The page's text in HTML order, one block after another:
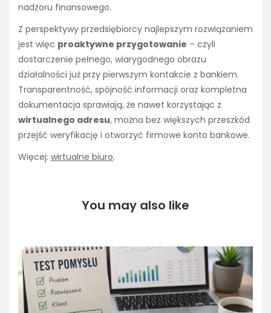
nadzoru finansowego.
Z perspektywy przedsiębiorcy najlepszym rozwiązaniem
jest więc proaktywne przygotowanie – czyli
dostarczenie pełnego, wiarygodnego obrazu
działalności już przy pierwszym kontakcie z bankiem.
Transparentność, spójność informacji oraz kompletna
dokumentacja sprawiają, że nawet korzystając z
wirtualnego adresu, można bez większych przeszkód
przejść weryfikację i otworzyć firmowe konto bankowe.
Więcej: wirtualne biuro.
You may also like